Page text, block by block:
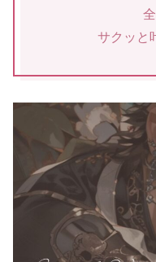
サクッと